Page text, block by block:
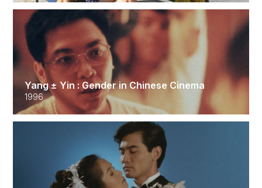
Yang ± Yin : Gender in Chinese Cinema
1996